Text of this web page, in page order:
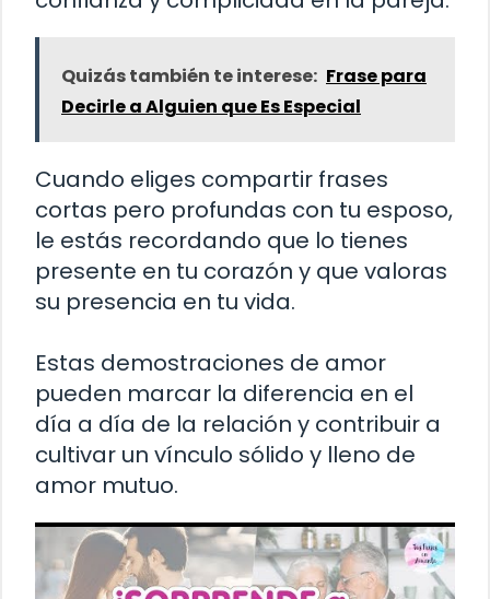
Quizás también te interese: Frase para
Decirle a Alguien que Es Especial
Cuando eliges compartir frases
cortas pero profundas con tu esposo,
le estás recordando que lo tienes
presente en tu corazón y que valoras
su presencia en tu vida.
Estas demostraciones de amor
pueden marcar la diferencia en el
día a día de la relación y contribuir a
cultivar un vínculo sólido y lleno de
amor mutuo.